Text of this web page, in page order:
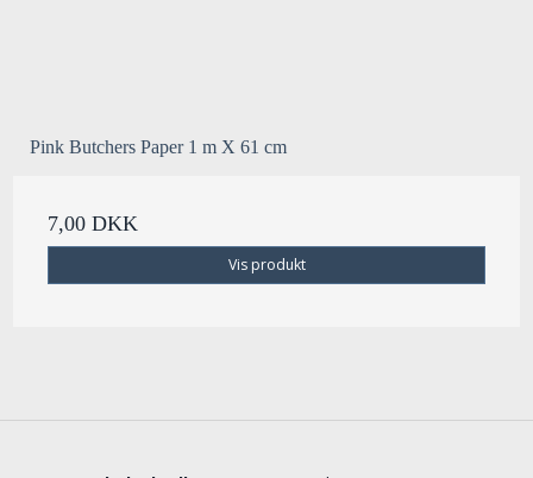
Pink Butchers Paper 1 m X 61 cm
7,00 DKK
Vis produkt